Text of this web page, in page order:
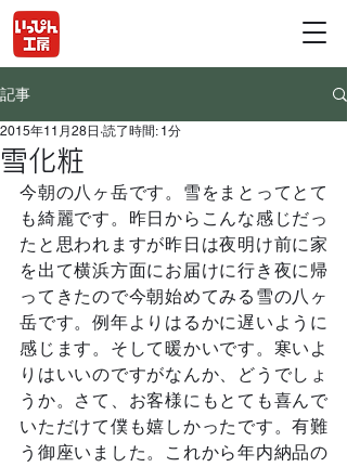
記事
雪化粧
2015年11月28日 読了時間: 1分
今朝の八ヶ岳です。雪をまとってとて
も綺麗です。昨日からこんな感じだっ
たと思われますが昨日は夜明け前に家
を出て横浜方面にお届けに行き夜に帰
ってきたので今朝始めてみる雪の八ヶ
岳です。例年よりはるかに遅いように
感じます。そして暖かいです。寒いよ
りはいいのですがなんか、どうでしょ
うか。さて、お客様にもとても喜んで
いただけて僕も嬉しかったです。有難
う御座いました。これから年内納品の